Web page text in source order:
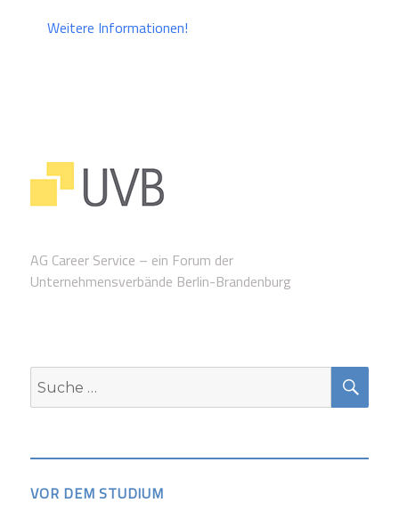
Weitere Informationen!
AG Career Service – ein Forum der
Unternehmensverbände Berlin-Brandenburg
Suche
nach:
VOR DEM STUDIUM